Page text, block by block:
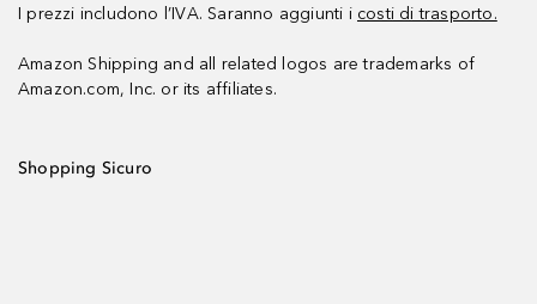
I prezzi includono l’IVA. Saranno aggiunti i costi di trasporto.
Amazon Shipping and all related logos are trademarks of
Amazon.com, Inc. or its affiliates.
Shopping Sicuro